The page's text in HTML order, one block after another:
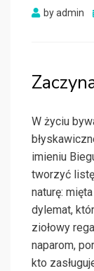
byadmin
W życiu
imieniu
tworzyć
naturę:
dylemat,
ziołowy
naparom,
kto